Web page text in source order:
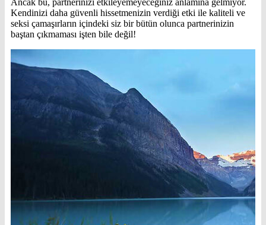
Ancak bu, partnerinizi etkileyemeyeceğiniz anlamına gelmiyor.
Kendinizi daha güvenli hissetmenizin verdiği etki ile kaliteli ve
seksi çamaşırların içindeki siz bir bütün olunca partnerinizin
baştan çıkmaması işten bile değil!